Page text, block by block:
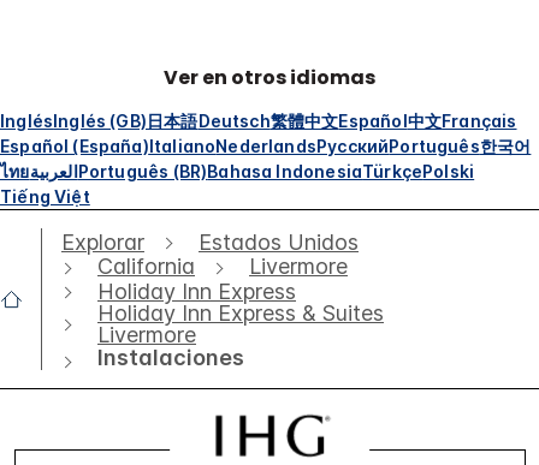
Ver en otros idiomas
InglésInglés (GB)日本語Deutsch繁體中文Español中文Français
Español (España)ItalianoNederlandsРусскийPortuguês한국어
ไทยالعربيةPortuguês (BR)Bahasa IndonesiaTürkçePolski
Tiếng Việt
Explorar
Estados Unidos
California
Livermore
Holiday Inn Express
Holiday Inn Express & Suites
Livermore
Instalaciones